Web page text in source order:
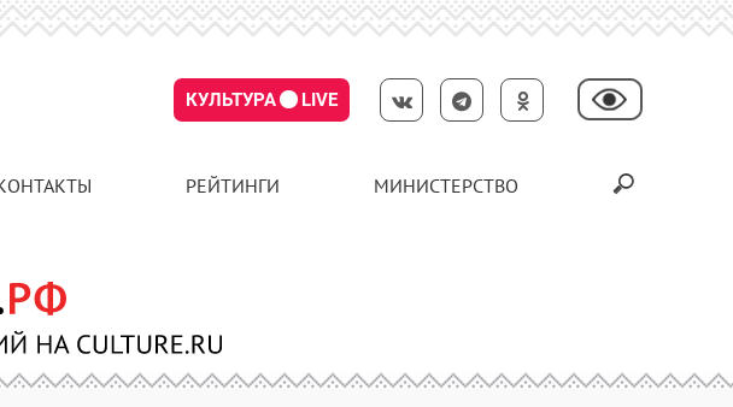
КУЛЬТУРА LIVE
РЕЙТИНГИ МИНИСТЕРСТВО